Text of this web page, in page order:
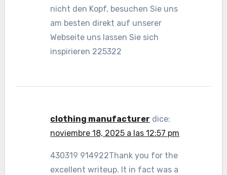
nicht den Kopf, besuchen Sie uns
am besten direkt auf unserer
Webseite uns lassen Sie sich
inspirieren 225322
clothing manufacturer dice:
noviembre 18, 2025 a las 12:57 pm
430319 914922Thank you for the
excellent writeup. It in fact was a